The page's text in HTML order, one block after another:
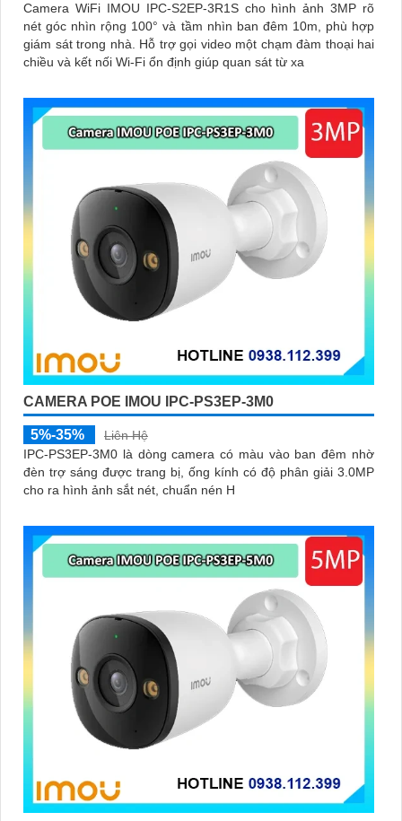
Camera WiFi IMOU IPC-S2EP-3R1S cho hình ảnh 3MP rõ
nét góc nhìn rộng 100° và tầm nhìn ban đêm 10m, phù hợp
giám sát trong nhà. Hỗ trợ gọi video một chạm đàm thoại hai
chiều và kết nối Wi-Fi ổn định giúp quan sát từ xa
CAMERA POE IMOU IPC-PS3EP-3M0
5%-35%
Liên Hệ
IPC-PS3EP-3M0 là dòng camera có màu vào ban đêm nhờ
đèn trợ sáng được trang bị, ống kính có độ phân giải 3.0MP
cho ra hình ảnh sắt nét, chuẩn nén H